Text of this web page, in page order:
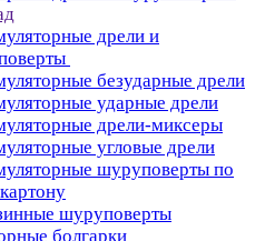
дрели и
безударные дрели
ударные дрели
дрели-миксеры
угловые дрели
шуруповерты по
шуруповерты
болгарки